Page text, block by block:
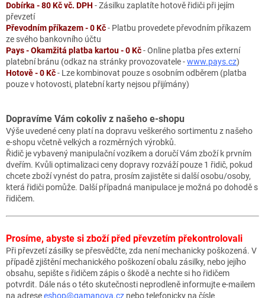
Dobírka - 80 Kč vč. DPH - Zásilku zaplatíte hotově řidiči při jejím
převzetí
Převodním příkazem - 0 Kč- Platbu provedete převodním příkazem
ze svého bankovního účtu
Pays - Okamžitá platba kartou - 0 Kč- Online platba přes externí
platební bránu (odkaz na stránky provozovatele -www.pays.cz)
Hotově - 0 Kč- Lze kombinovat pouze s osobním odběrem (platba
pouze v hotovosti, platební karty nejsou přijímány)
Dopravíme Vám cokoliv z našeho e-shopu
Výše uvedené ceny platí na dopravu veškerého sortimentu z našeho
e-shopu včetně velkých a rozměrných výrobků.
Řidič je vybavený manipulační vozíkem a doručí Vám zboží k prvním
dveřím. Kvůli optimalizaci ceny dopravy rozváží pouze 1 řidič, pokud
chcete zboží vynést do patra, prosím zajistěte si další osobu/osoby,
která řidiči pomůže. Další případná manipulace je možná po dohodě s
řidičem.
Prosíme, abyste si zboží před převzetím překontrolovali
Při převzetí zásilky se přesvědčte, zda není mechanicky poškozená. V
případě zjištění mechanického poškození obalu zásilky, nebo jejího
obsahu, sepište s řidičem zápis o škodě a nechte si ho řidičem
potvrdit. Dále nás o této skutečnosti neprodleně informujte e-mailem
na adreseeshop@gamanova.cz nebo telefonicky na čísle